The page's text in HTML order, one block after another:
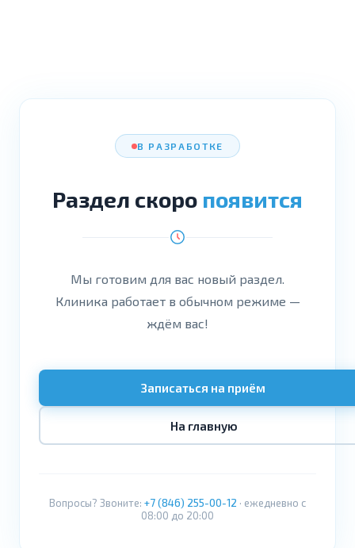
В РАЗРАБОТКЕ
Раздел скоро появится
Мы готовим для вас новый раздел.
Клиника работает в обычном режиме —
ждём вас!
Записаться на приём
На главную
Вопросы? Звоните: +7 (846) 255-00-12 · ежедневно с
08:00 до 20:00